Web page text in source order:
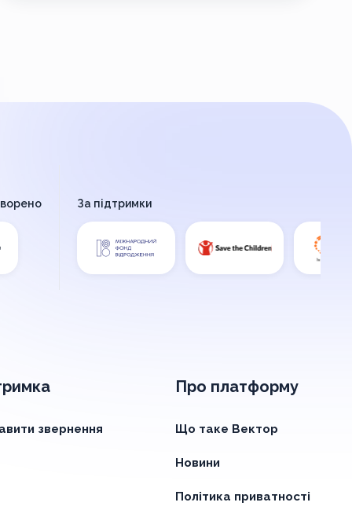
звернення
Про платформу
Що таке Вектор
Новини
Політика приватності
За підтримки